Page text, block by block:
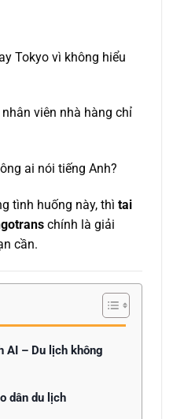
Tokyo vì không hiểu
viên nhà hàng chỉ
ai nói tiếng Anh?
tình huống này, thì tai
chính là giải
cần.
AI – Du lịch không
dân du lịch